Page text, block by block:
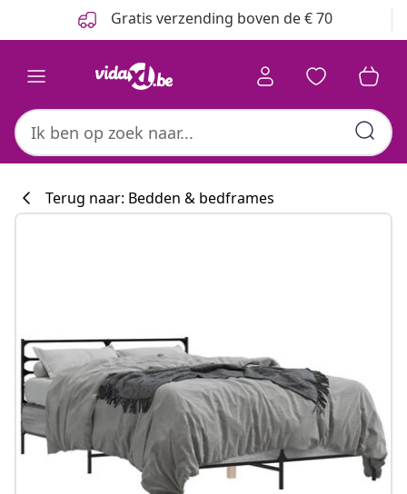
Gratis verzending boven de € 70
Terug naar: Bedden & bedframes